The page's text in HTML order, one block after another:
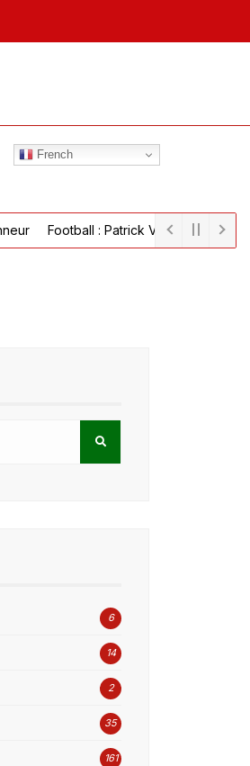
French
Football : Patrick Vieira parvient à un
6
14
2
35
161